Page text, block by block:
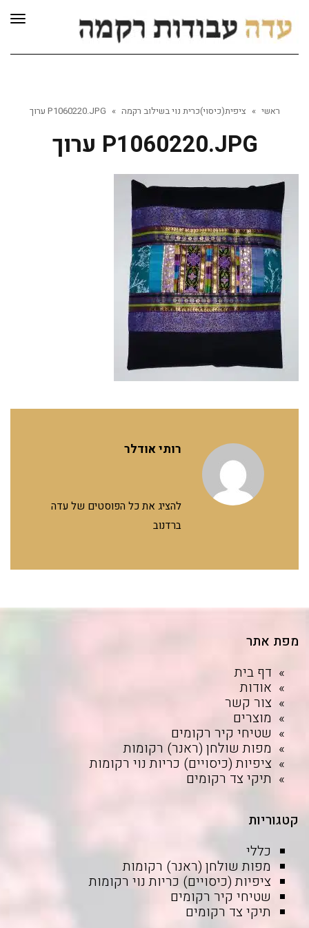
ראשי » ציפית(כיסוי)כרית נוי בשילוב רקמה » P1060220.JPG ערוך
P1060220.JPG ערוך
רותי אודלר
להציג את כל הפוסטים של עדה
ברדנוב
מפת אתר
דף בית
אודות
צור קשר
מוצרים
שטיחי קיר רקומים
מפות שולחן (ראנר) רקומות
ציפיות (כיסויים) כריות נוי רקומות
תיקי צד רקומים
קטגוריות
כללי
מפות שולחן (ראנר) רקומות
ציפיות (כיסויים) כריות נוי רקומות
שטיחי קיר רקומים
תיקי צד רקומים